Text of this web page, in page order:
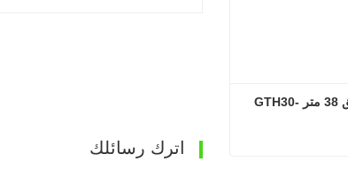
اترك رسائلك
مجفف القشرة 4 طوابق 38 متر GTH30-